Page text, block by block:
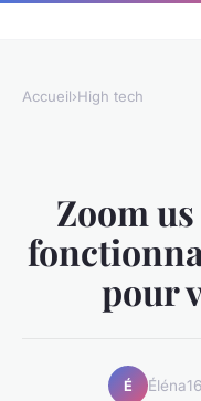
Accueil›High tech
Zoom
pour
É Éléna